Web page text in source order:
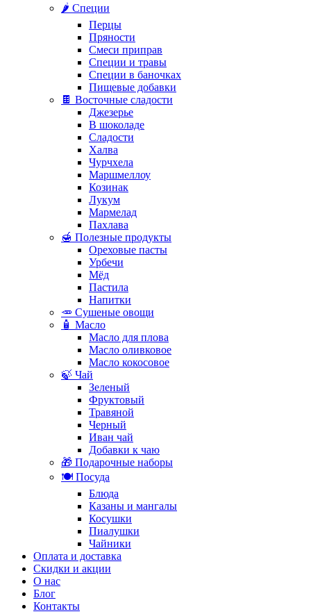
🌶️ Специи
Перцы
Пряности
Смеси приправ
Специи и травы
Специи в баночках
Пищевые добавки
🍫 Восточные сладости
Джезерье
В шоколаде
Сладости
Халва
Чурчхела
Маршмеллоу
Козинак
Лукум
Мармелад
Пахлава
🍯 Полезные продукты
Ореховые пасты
Урбечи
Мёд
Пастила
Напитки
🥕 Сушеные овощи
🧴 Масло
Масло для плова
Масло оливковое
Масло кокосовое
🍃 Чай
Зеленый
Фруктовый
Травяной
Черный
Иван чай
Добавки к чаю
🎁 Подарочные наборы
🍽️ Посуда
Блюда
Казаны и мангалы
Косушки
Пиалушки
Чайники
Оплата и доставка
Скидки и акции
О нас
Блог
Контакты